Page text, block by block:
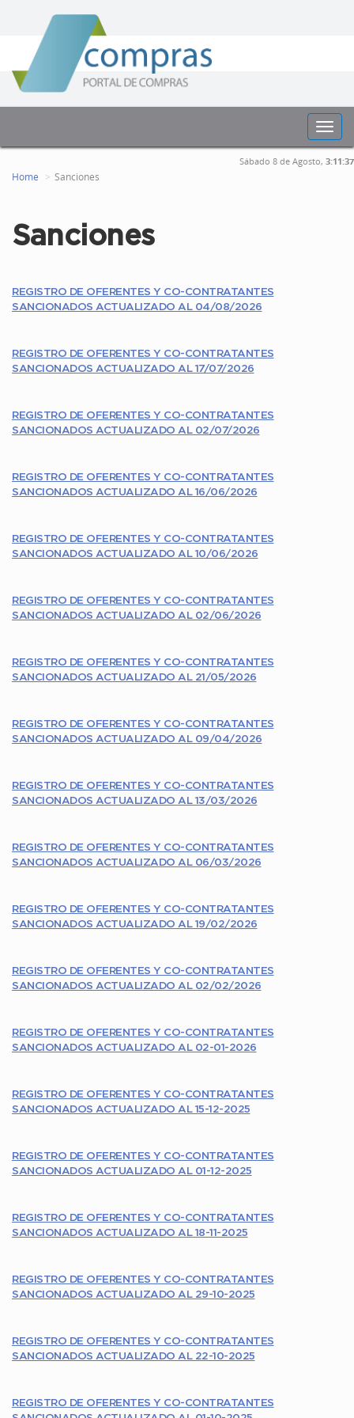
Sábado 8 de Agosto, 3:11:37
Home Sanciones
Sanciones
REGISTRO DE OFERENTES Y CO-CONTRATANTES
SANCIONADOS ACTUALIZADO AL 04/08/2026
REGISTRO DE OFERENTES Y CO-CONTRATANTES
SANCIONADOS ACTUALIZADO AL 17/07/2026
REGISTRO DE OFERENTES Y CO-CONTRATANTES
SANCIONADOS ACTUALIZADO AL 02/07/2026
REGISTRO DE OFERENTES Y CO-CONTRATANTES
SANCIONADOS ACTUALIZADO AL 16/06/2026
REGISTRO DE OFERENTES Y CO-CONTRATANTES
SANCIONADOS ACTUALIZADO AL 10/06/2026
REGISTRO DE OFERENTES Y CO-CONTRATANTES
SANCIONADOS ACTUALIZADO AL 02/06/2026
REGISTRO DE OFERENTES Y CO-CONTRATANTES
SANCIONADOS ACTUALIZADO AL 21/05/2026
REGISTRO DE OFERENTES Y CO-CONTRATANTES
SANCIONADOS ACTUALIZADO AL 09/04/2026
REGISTRO DE OFERENTES Y CO-CONTRATANTES
SANCIONADOS ACTUALIZADO AL 13/03/2026
REGISTRO DE OFERENTES Y CO-CONTRATANTES
SANCIONADOS ACTUALIZADO AL 06/03/2026
REGISTRO DE OFERENTES Y CO-CONTRATANTES
SANCIONADOS ACTUALIZADO AL 19/02/2026
REGISTRO DE OFERENTES Y CO-CONTRATANTES
SANCIONADOS ACTUALIZADO AL 02/02/2026
REGISTRO DE OFERENTES Y CO-CONTRATANTES
SANCIONADOS ACTUALIZADO AL 02-01-2026
REGISTRO DE OFERENTES Y CO-CONTRATANTES
SANCIONADOS ACTUALIZADO AL 15-12-2025
REGISTRO DE OFERENTES Y CO-CONTRATANTES
SANCIONADOS ACTUALIZADO AL 01-12-2025
REGISTRO DE OFERENTES Y CO-CONTRATANTES
SANCIONADOS ACTUALIZADO AL 18-11-2025
REGISTRO DE OFERENTES Y CO-CONTRATANTES
SANCIONADOS ACTUALIZADO AL 29-10-2025
REGISTRO DE OFERENTES Y CO-CONTRATANTES
SANCIONADOS ACTUALIZADO AL 22-10-2025
REGISTRO DE OFERENTES Y CO-CONTRATANTES